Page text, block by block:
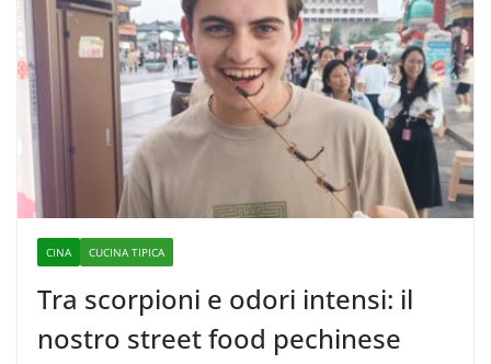
CINA CUCINA TIPICA
Tra scorpioni e odori intensi: il
nostro street food pechinese